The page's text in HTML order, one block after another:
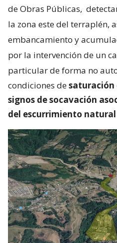
de Obras Públicas,
la zona este del terraplén,
embancamiento y
por la intervención de un
particular de forma no
condiciones desaturación
signos de socavación
del escurrimiento natural